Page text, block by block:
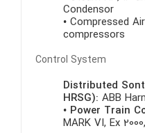
Condensor
• Compressed
compressors
Control System
Distributed
HRSG): ABB
• Power Train
MARK VI, Ex